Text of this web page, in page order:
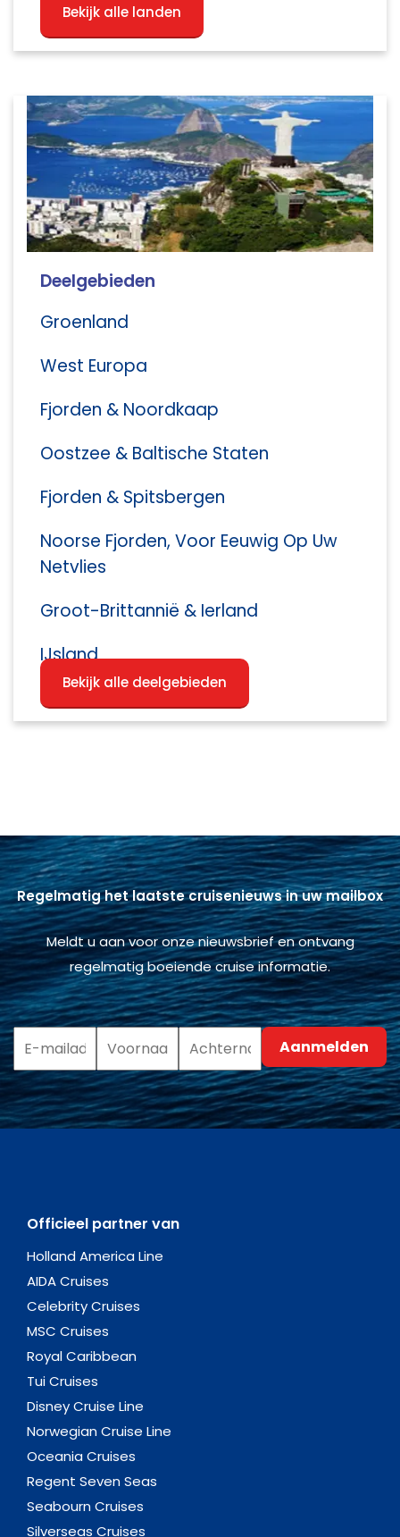
Bekijk alle landen
Deelgebieden
Groenland
West Europa
Fjorden & Noordkaap
Oostzee & Baltische Staten
Fjorden & Spitsbergen
Noorse Fjorden, Voor Eeuwig Op Uw
Netvlies
Groot-Brittannië & Ierland
IJsland
Bekijk alle deelgebieden
Regelmatig het laatste cruisenieuws in uw mailbox
Meldt u aan voor onze nieuwsbrief en ontvang
regelmatig boeiende cruise informatie.
Officieel partner van
Holland America Line
AIDA Cruises
Celebrity Cruises
MSC Cruises
Royal Caribbean
Tui Cruises
Disney Cruise Line
Norwegian Cruise Line
Oceania Cruises
Regent Seven Seas
Seabourn Cruises
Silverseas Cruises